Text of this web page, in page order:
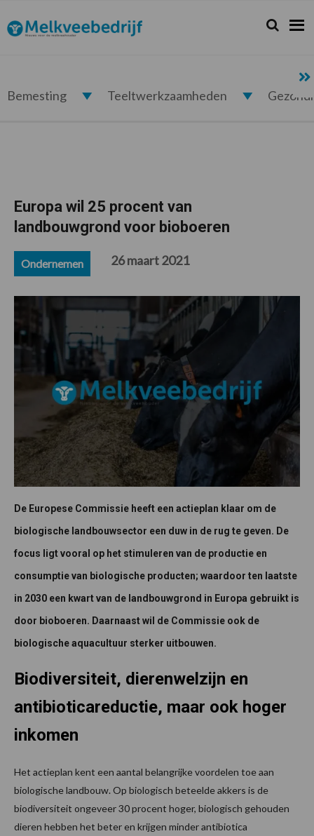
de
hoofdnavigatie
de
hoofd
de
eerste
de
voettekst
Melkveebedrijf.nl Zoeken...
Zoek
Bemesting Teeltwerkzaamheden
Europa wil 25 procent van
landbouwgrond voor bioboeren
Ondernemen 26 maart 2021
De Europese Commissie heeft een actieplan klaar om de
biologische landbouwsector een duw in de rug te geven. De
focus ligt vooral op het stimuleren van de productie en
consumptie van biologische producten; waardoor ten laatste
in 2030 een kwart van de landbouwgrond in Europa gebruikt is
door bioboeren. Daarnaast wil de Commissie ook de
biologische aquacultuur sterker uitbouwen.
Biodiversiteit, dierenwelzijn en
antibioticareductie, maar ook hoger
inkomen
Het actieplan kent een aantal belangrijke voordelen toe aan
biologische landbouw. Op biologisch beteelde akkers is de
biodiversiteit ongeveer 30 procent hoger, biologisch gehouden
dieren hebben het beter en krijgen minder antibiotica